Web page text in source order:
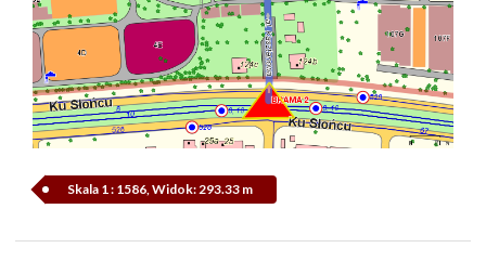
Skala 1 : 1586, Widok: 293.33 m